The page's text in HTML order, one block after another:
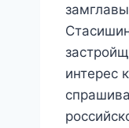
интерес